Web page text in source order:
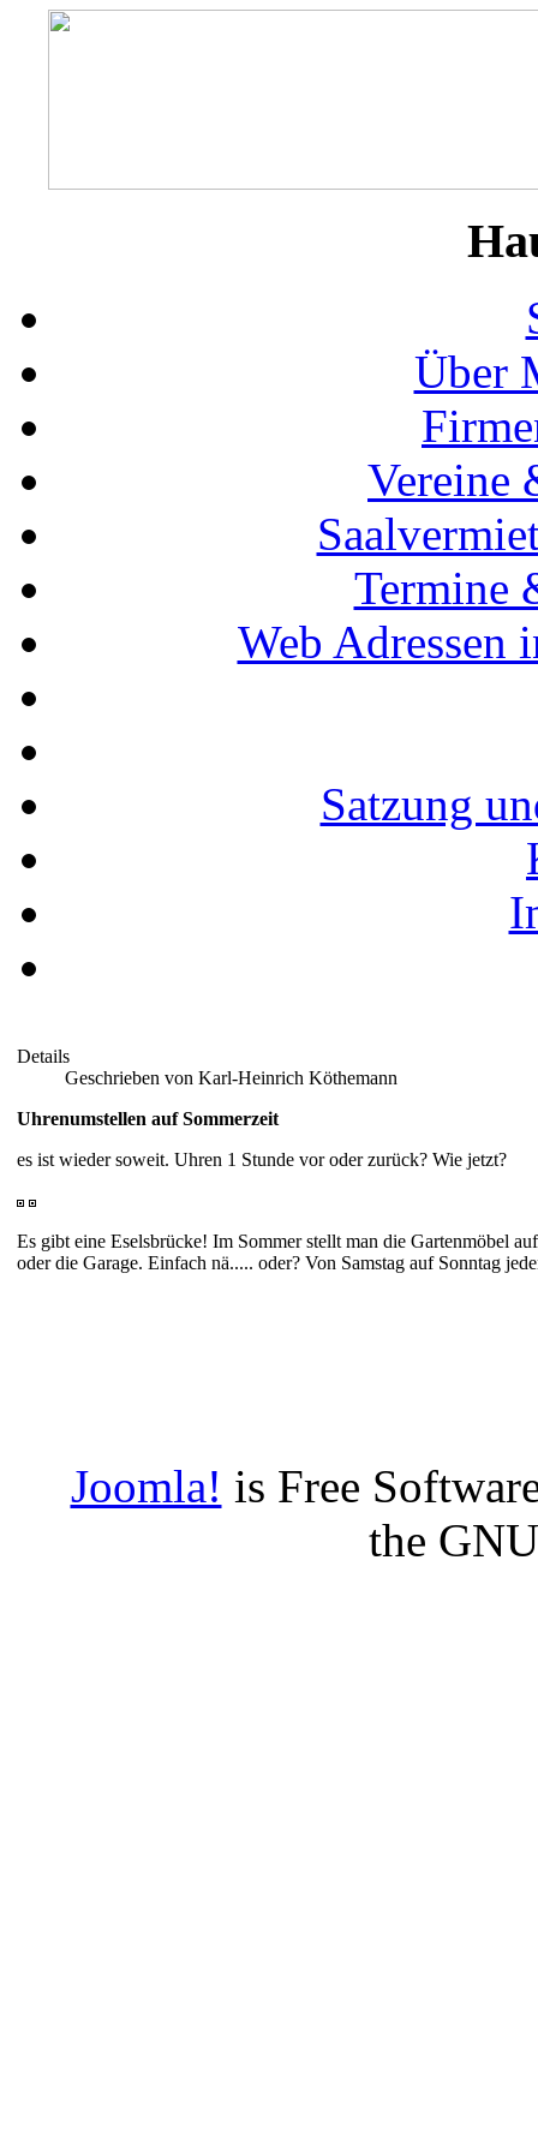
Über
Vereine
Termine
Web Adressen
Satzung
Details
Geschrieben von Karl-Heinrich Köthemann
Uhrenumstellen auf Sommerzeit
es ist wieder soweit. Uhren 1 Stunde vor oder zurück? Wie jetzt?
Es gibt eine Eselsbrücke! Im Sommer stellt man die Gartenmöbel
oder die Garage. Einfach nä..... oder? Von Samstag auf Sonntag
Joomla! is Free
the